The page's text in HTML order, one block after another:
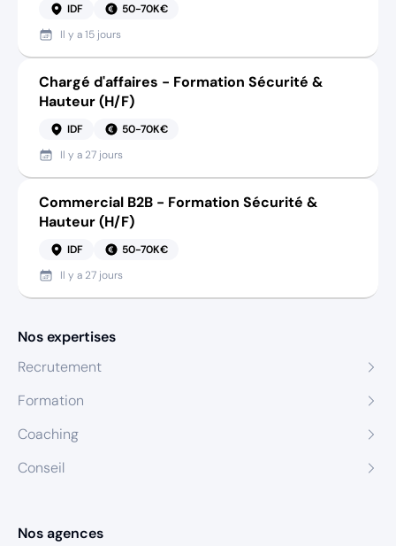
IDF
50-70K€
Il y a15 jours
Chargé d'affaires - Formation Sécurité &
Hauteur (H/F)
IDF
50-70K€
Il y a 27 jours
Commercial B2B - Formation Sécurité &
Hauteur (H/F)
IDF
50-70K€
Il y a 27 jours
Nos expertises
Recrutement
Formation
Coaching
Conseil
Nos agences